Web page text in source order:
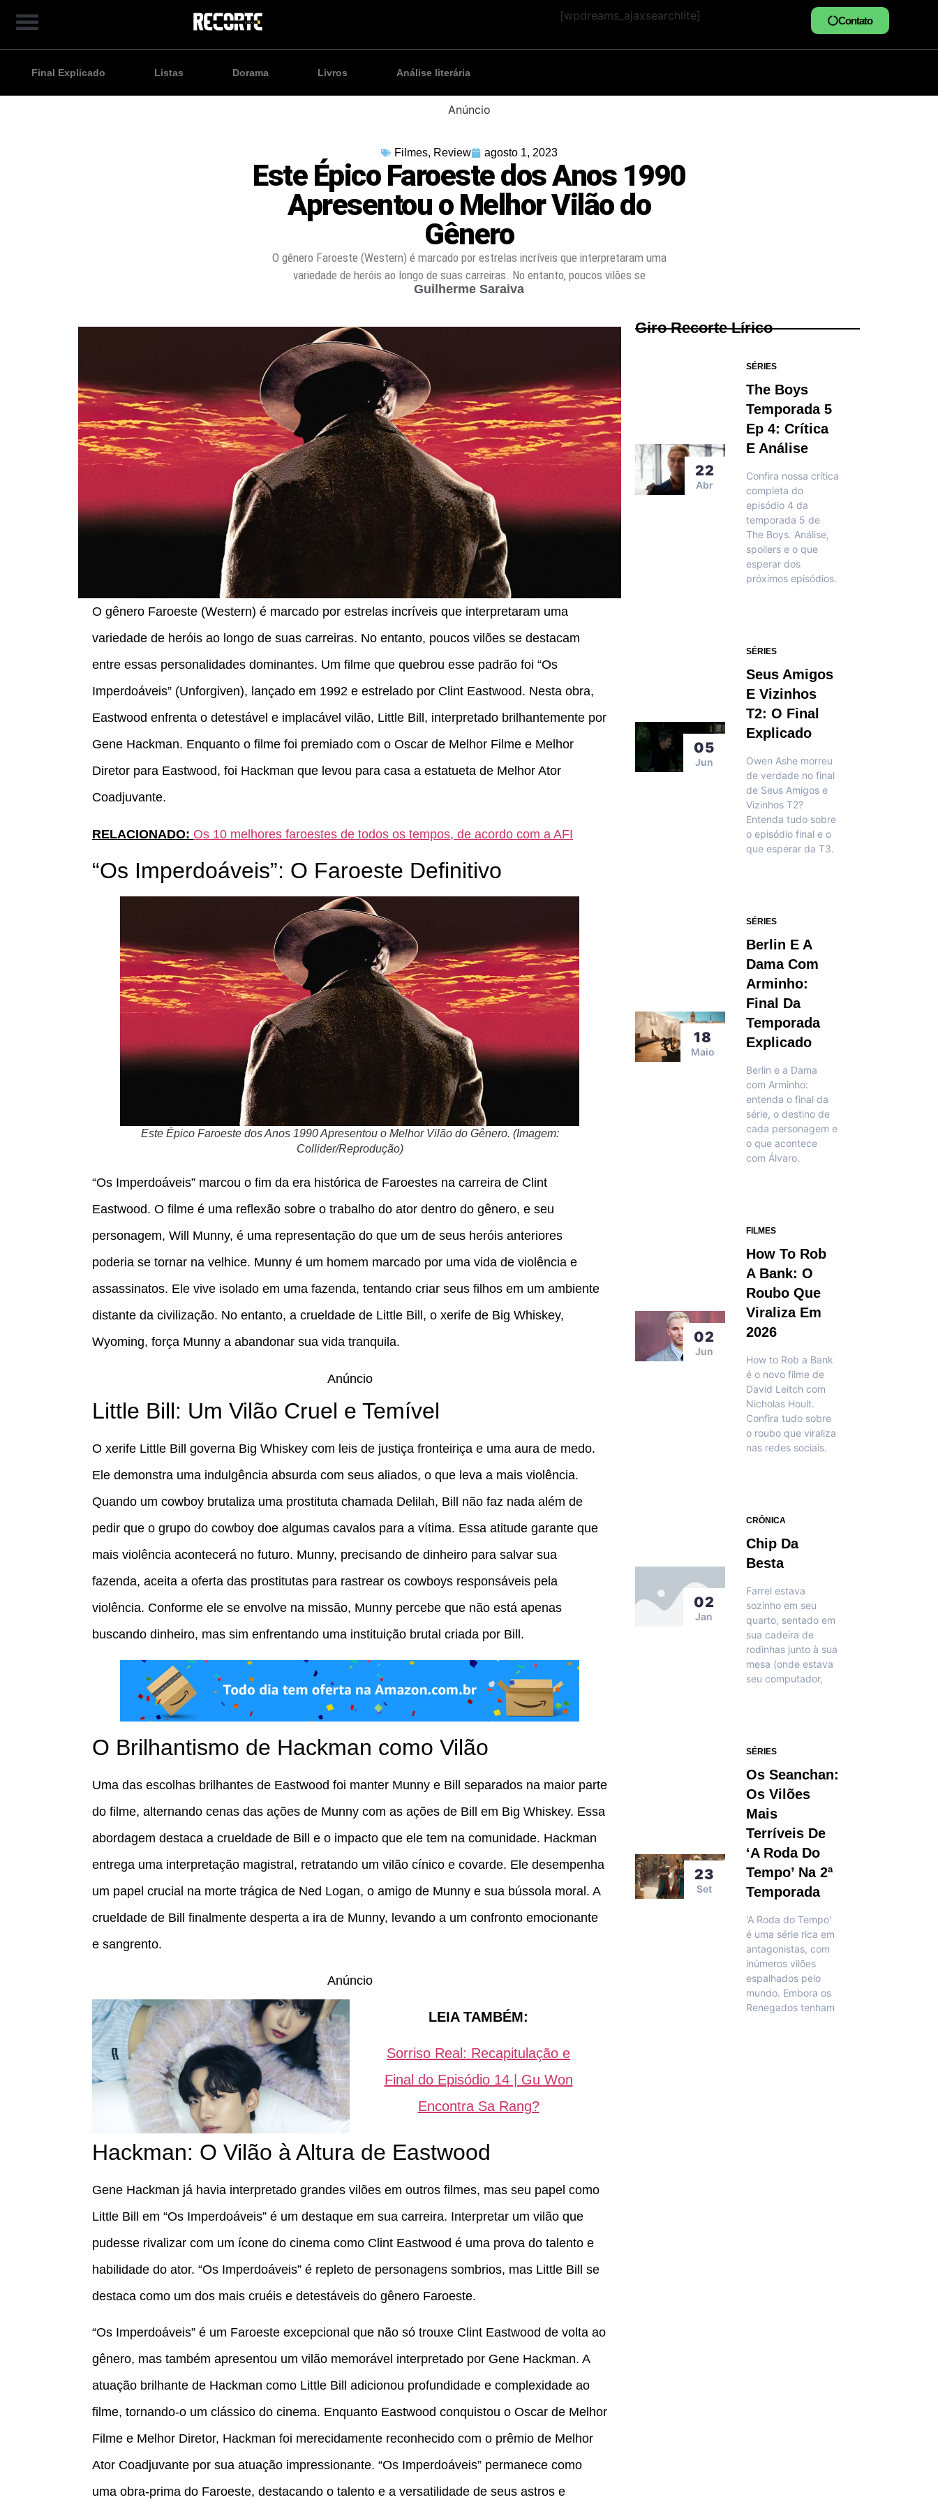
[wpdreams_ajaxsearchlite] Contato
Final Explicado Listas Dorama Livros Análise literária
Anúncio
Filmes, Review agosto 1, 2023
Este Épico Faroeste dos Anos 1990
Apresentou o Melhor Vilão do
Gênero
O gênero Faroeste (Western) é marcado por estrelas incríveis que interpretaram uma
variedade de heróis ao longo de suas carreiras. No entanto, poucos vilões se
Guilherme Saraiva
O gênero Faroeste (Western) é marcado por estrelas incríveis que interpretaram uma
variedade de heróis ao longo de suas carreiras. No entanto, poucos vilões se destacam
entre essas personalidades dominantes. Um filme que quebrou esse padrão foi “Os
Imperdoáveis” (Unforgiven), lançado em 1992 e estrelado por Clint Eastwood. Nesta obra,
Eastwood enfrenta o detestável e implacável vilão, Little Bill, interpretado brilhantemente por
Gene Hackman. Enquanto o filme foi premiado com o Oscar de Melhor Filme e Melhor
Diretor para Eastwood, foi Hackman que levou para casa a estatueta de Melhor Ator
Coadjuvante.
RELACIONADO: Os 10 melhores faroestes de todos os tempos, de acordo com a AFI
“Os Imperdoáveis”: O Faroeste Definitivo
Este Épico Faroeste dos Anos 1990 Apresentou o Melhor Vilão do Gênero. (Imagem:
Collider/Reprodução)
“Os Imperdoáveis” marcou o fim da era histórica de Faroestes na carreira de Clint
Eastwood. O filme é uma reflexão sobre o trabalho do ator dentro do gênero, e seu
personagem, Will Munny, é uma representação do que um de seus heróis anteriores
poderia se tornar na velhice. Munny é um homem marcado por uma vida de violência e
assassinatos. Ele vive isolado em uma fazenda, tentando criar seus filhos em um ambiente
distante da civilização. No entanto, a crueldade de Little Bill, o xerife de Big Whiskey,
Wyoming, força Munny a abandonar sua vida tranquila.
Anúncio
Little Bill: Um Vilão Cruel e Temível
O xerife Little Bill governa Big Whiskey com leis de justiça fronteiriça e uma aura de medo.
Ele demonstra uma indulgência absurda com seus aliados, o que leva a mais violência.
Quando um cowboy brutaliza uma prostituta chamada Delilah, Bill não faz nada além de
pedir que o grupo do cowboy doe algumas cavalos para a vítima. Essa atitude garante que
mais violência acontecerá no futuro. Munny, precisando de dinheiro para salvar sua
fazenda, aceita a oferta das prostitutas para rastrear os cowboys responsáveis pela
violência. Conforme ele se envolve na missão, Munny percebe que não está apenas
buscando dinheiro, mas sim enfrentando uma instituição brutal criada por Bill.
O Brilhantismo de Hackman como Vilão
Uma das escolhas brilhantes de Eastwood foi manter Munny e Bill separados na maior parte
do filme, alternando cenas das ações de Munny com as ações de Bill em Big Whiskey. Essa
abordagem destaca a crueldade de Bill e o impacto que ele tem na comunidade. Hackman
entrega uma interpretação magistral, retratando um vilão cínico e covarde. Ele desempenha
um papel crucial na morte trágica de Ned Logan, o amigo de Munny e sua bússola moral. A
crueldade de Bill finalmente desperta a ira de Munny, levando a um confronto emocionante
e sangrento.
Anúncio
LEIA TAMBÉM:
Sorriso Real: Recapitulação e
Final do Episódio 14 | Gu Won
Encontra Sa Rang?
Hackman: O Vilão à Altura de Eastwood
Gene Hackman já havia interpretado grandes vilões em outros filmes, mas seu papel como
Little Bill em “Os Imperdoáveis” é um destaque em sua carreira. Interpretar um vilão que
pudesse rivalizar com um ícone do cinema como Clint Eastwood é uma prova do talento e
habilidade do ator. “Os Imperdoáveis” é repleto de personagens sombrios, mas Little Bill se
destaca como um dos mais cruéis e detestáveis do gênero Faroeste.
“Os Imperdoáveis” é um Faroeste excepcional que não só trouxe Clint Eastwood de volta ao
gênero, mas também apresentou um vilão memorável interpretado por Gene Hackman. A
atuação brilhante de Hackman como Little Bill adicionou profundidade e complexidade ao
filme, tornando-o um clássico do cinema. Enquanto Eastwood conquistou o Oscar de Melhor
Filme e Melhor Diretor, Hackman foi merecidamente reconhecido com o prêmio de Melhor
Ator Coadjuvante por sua atuação impressionante. “Os Imperdoáveis” permanece como
uma obra-prima do Faroeste, destacando o talento e a versatilidade de seus astros e
Giro Recorte Lírico
22
Abr
SÉRIES
The Boys
Temporada 5
Ep 4: Crítica
E Análise
Confira nossa crítica
completa do
episódio 4 da
temporada 5 de
The Boys. Análise,
spoilers e o que
esperar dos
próximos episódios.
05
Jun
SÉRIES
Seus Amigos
E Vizinhos
T2: O Final
Explicado
Owen Ashe morreu
de verdade no final
de Seus Amigos e
Vizinhos T2?
Entenda tudo sobre
o episódio final e o
que esperar da T3.
18
Maio
SÉRIES
Berlin E A
Dama Com
Arminho:
Final Da
Temporada
Explicado
Berlin e a Dama
com Arminho:
entenda o final da
série, o destino de
cada personagem e
o que acontece
com Álvaro.
02
Jun
FILMES
How To Rob
A Bank: O
Roubo Que
Viraliza Em
2026
How to Rob a Bank
é o novo filme de
David Leitch com
Nicholas Hoult.
Confira tudo sobre
o roubo que viraliza
nas redes sociais.
02
Jan
CRÔNICA
Chip Da
Besta
Farrel estava
sozinho em seu
quarto, sentado em
sua cadeira de
rodinhas junto à sua
mesa (onde estava
seu computador,
23
Set
SÉRIES
Os Seanchan:
Os Vilões
Mais
Terríveis De
‘A Roda Do
Tempo’ Na 2ª
Temporada
'A Roda do Tempo'
é uma série rica em
antagonistas, com
inúmeros vilões
espalhados pelo
mundo. Embora os
Renegados tenham